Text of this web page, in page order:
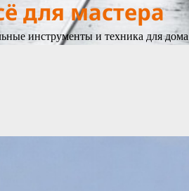
для мастера
инструменты и техника для дома